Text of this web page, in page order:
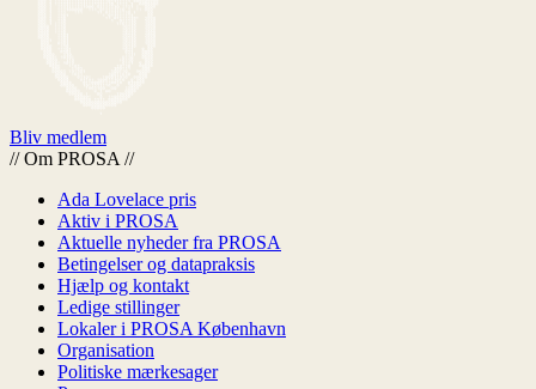
Bliv medlem
// Om PROSA //
Ada Lovelace pris
Aktiv i PROSA
Aktuelle nyheder fra PROSA
Betingelser og datapraksis
Hjælp og kontakt
Ledige stillinger
Lokaler i PROSA København
Organisation
Politiske mærkesager